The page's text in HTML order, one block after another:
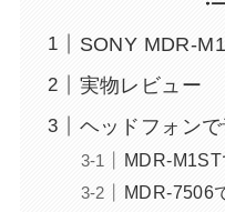
SONY MDR-
実物レビュー
ヘッドフォンで
MDR-
MDR-7506